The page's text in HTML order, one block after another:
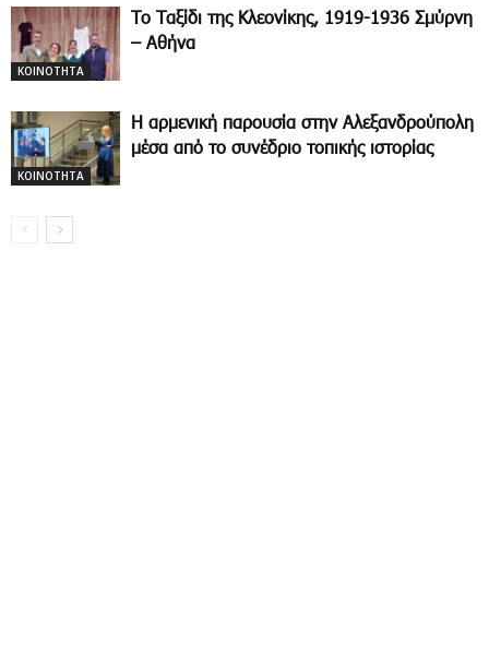
ΚΟΙΝΟΤΗΤΑ
Το Ταξίδι της Κλεονίκης, 1919-1936 Σμύρνη
– Αθήνα
ΚΟΙΝΟΤΗΤΑ
Η αρμενική παρουσία στην Αλεξανδρούπολη
μέσα από το συνέδριο τοπικής ιστορίας